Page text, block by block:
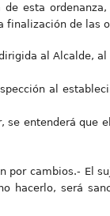
esta
de las
al Alcalde,
al
entenderá que
cambios.- El
hacerlo, será